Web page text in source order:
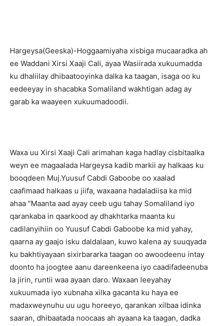
Hargeysa(Geeska)-Hoggaamiyaha xisbiga mucaaradka ah
ee Waddani Xirsi Xaaji Cali, ayaa Wasiirada xukuumadda
ku dhaliilay dhibaatooyinka dalka ka taagan, isaga oo ku
eedeeyay in shacabka Somaliland wakhtigan adag ay
garab ka waayeen xukuumadoodii.
Waxa uu Xirsi Xaaji Cali arimahan kaga hadlay cisbitaalka
weyn ee magaalada Hargeysa kadib markii ay halkaas ku
booqdeen Muj.Yuusuf Cabdi Gaboobe oo xaalad
caafimaad halkaas u jiifa, waxaana hadaladiisa ka mid
ahaa "Maanta aad ayay ceeb ugu tahay Somaliland iyo
qarankaba in qaarkood ay dhakhtarka maanta ku
cadilanyihiin oo Yuusuf Cabdi Gaboobe ka mid yahay,
qaarna ay gaajo isku daldalaan, kuwo kalena ay suuqyada
ku bakhtiyayaan sixirbararka taagan oo awoodeenu intay
doonto ha joogtee aanu dareenkeena iyo caadifadeenuba
la jirin, runtii waa ayaan daro. Waxaan leeyahay
xukuumada iyo xubnaha xilka gacanta ku haya ee
madaxweynuhu uu ugu horeeyo, qarankan xilbaa idinka
saaran, dhibaatada noocaas ah ayaana ka taagan, dadka